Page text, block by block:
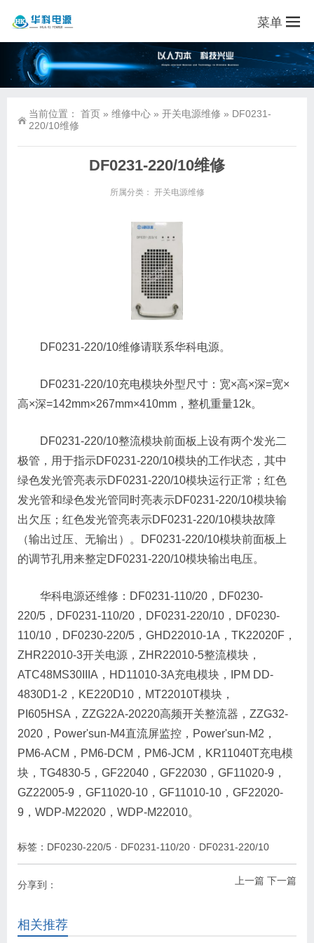
菜单
当前位置： 首页 » 维修中心 » 开关电源维修 » DF0231-
220/10维修
DF0231-220/10维修
所属分类： 开关电源维修
DF0231-220/10维修请联系华科电源。
DF0231-220/10充电模块外型尺寸：宽×高×深=宽×
高×深=142mm×267mm×410mm，整机重量12k。
DF0231-220/10整流模块前面板上设有两个发光二
极管，用于指示DF0231-220/10模块的工作状态，其中
绿色发光管亮表示DF0231-220/10模块运行正常；红色
发光管和绿色发光管同时亮表示DF0231-220/10模块输
出欠压；红色发光管亮表示DF0231-220/10模块故障
（输出过压、无输出）。DF0231-220/10模块前面板上
的调节孔用来整定DF0231-220/10模块输出电压。
华科电源还维修：DF0231-110/20，DF0230-
220/5，DF0231-110/20，DF0231-220/10，DF0230-
110/10，DF0230-220/5，GHD22010-1A，TK22020F，
ZHR22010-3开关电源，ZHR22010-5整流模块，
ATC48MS30IIIA，HD11010-3A充电模块，IPM DD-
4830D1-2，KE220D10，MT22010T模块，
PI605HSA，ZZG22A-20220高频开关整流器，ZZG32-
2020，Power'sun-M4直流屏监控，Power'sun-M2，
PM6-ACM，PM6-DCM，PM6-JCM，KR11040T充电模
块，TG4830-5，GF22040，GF22030，GF11020-9，
GZ22005-9，GF11020-10，GF11010-10，GF22020-
9，WDP-M22020，WDP-M22010。
标签： DF0230-220/5 · DF0231-110/20 · DF0231-220/10
上一篇 下一篇
分享到：
相关推荐